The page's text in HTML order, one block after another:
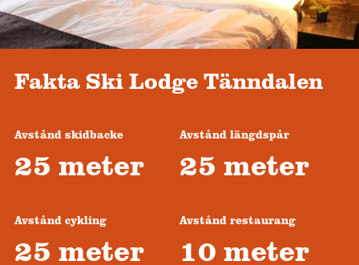
Fakta Ski Lodge Tänndalen
Avstånd skidbacke
25 meter
Avstånd längdspår
25 meter
Avstånd cykling
25 meter
Avstånd restaurang
10 meter